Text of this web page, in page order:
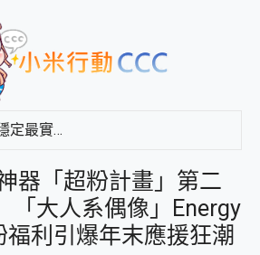
出門在外網路穩定最實在 「台灣大哥大」榮獲 4G/5G 在線率全球 NO.3 全台第一與全台六冠王實測心得，走到哪順到哪！
CP 值天花板~ Bongcom BS5 足球君開箱~ 短焦投影機 3千元就能擁有！ 折扣碼在這～
專為 PC上的 XBOX和掌機設計的 FireCuda X1070 SSD 固態硬碟開箱 評測
台灣製攝影機在這裡，100%全無線設計 SpotCam Solo Eco 太陽能防水雲端攝影機 SpotCam Solo 3 2.5K高畫質戶外攝影機 開箱 評測
電力超超超持久 MSI 微星 Prestige 14 AI+ D3MG-031TW 14吋 開箱評價，AI輕薄商務筆電 Copilot+ PC
超懂拍、耐用 AI 街拍機~ realme 16 Pro 開箱評價~ 2 億畫素 LumaColor 影像、持久續航與 IP69K 高防護
器「超粉計畫」第二
「大人系偶像」Energy
利引爆年末應援狂潮